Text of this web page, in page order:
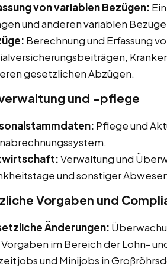
von variablen Bezügen:
und anderen variablen
Berechnung und Erfassung
gesetzlichen Abzügen.
und -pflege
Pflege und
Verwaltung und
und sonstiger
Vorgaben und
Änderungen:
im Bereich der Lohn-
und Minijobs in